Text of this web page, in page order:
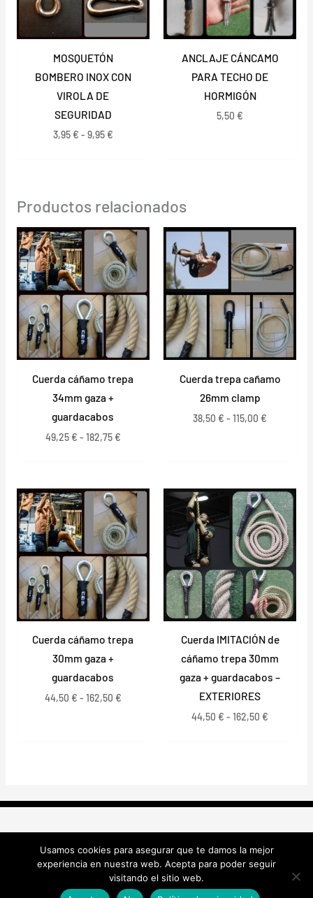
MOSQUETÓN
BOMBERO INOX CON
VIROLA DE
SEGURIDAD
3,95 € - 9,95 €
ANCLAJE CÁNCAMO
PARA TECHO DE
HORMIGÓN
5,50 €
Productos relacionados
Cuerda cáñamo trepa
34mm gaza +
guardacabos
49,25 € - 182,75 €
Rango
de
precios:
desde
49,25 €
hasta
182,75 €
Cuerda trepa cañamo
26mm clamp
38,50 € - 115,00 €
Rango
de
precios:
desde
38,50 €
hasta
115,00 €
Cuerda cáñamo trepa
30mm gaza +
guardacabos
44,50 € - 162,50 €
Rango
de
precios:
desde
44,50 €
hasta
162,50 €
Cuerda IMITACIÓN de
cáñamo trepa 30mm
gaza + guardacabos –
EXTERIORES
44,50 € - 162,50 €
Rango
de
precios:
desde
44,50 €
hasta
162,50 €
|Política de Cookies
Envío,
Usamos cookies para asegurar que te damos la mejor
experiencia en nuestra web. Acepta para poder seguir
visitando el sitio web.